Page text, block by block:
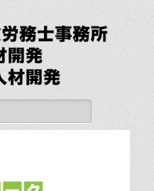
湯瀬社会保険労務士
事務所 社労士法人
人材開発